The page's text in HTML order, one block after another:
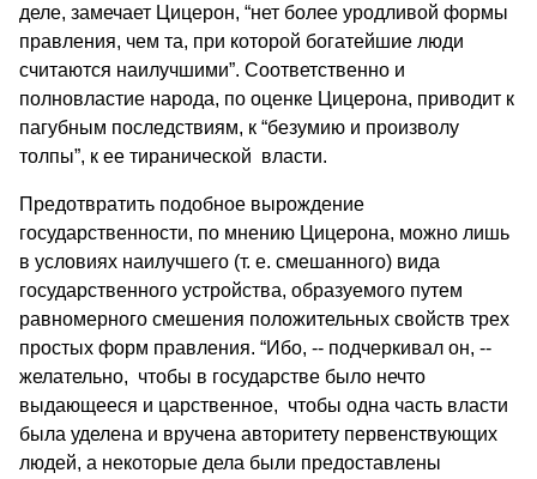
деле, замечает Цицерон, “нет более уродливой формы
правления, чем та, при которой богатейшие люди
считаются наилучшими”. Соответственно и
полновластие народа, по оценке Цицерона, приводит к
пагубным последствиям, к “безумию и произволу
толпы”, к ее тиранической власти.
Предотвратить подобное вырождение
государственности, по мнению Цицерона, можно лишь
в условиях наилучшего (т. е. смешанного) вида
государственного устройства, образуемого путем
равномерного смешения положительных свойств трех
простых форм правления. “Ибо, -- подчеркивал он, --
желательно, чтобы в государстве было нечто
выдающееся и царственное, чтобы одна часть власти
была уделена и вручена авторитету первенствующих
людей, а некоторые дела были предоставлены